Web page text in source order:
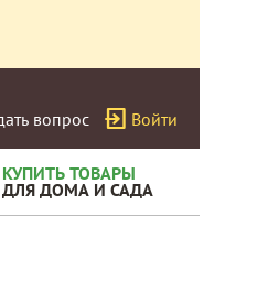
вопрос Войти
КУПИТЬ ТОВАРЫ
ДЛЯ ДОМА И САДА